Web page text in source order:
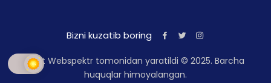
Bizni kuzatib boring
Sayt Webspektr tomonidan yaratildi © 2025. Barcha
huquqlar himoyalangan.